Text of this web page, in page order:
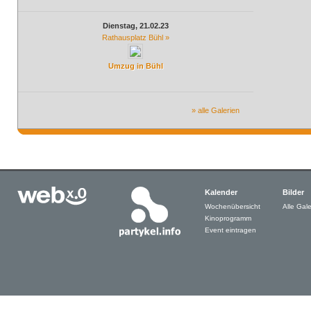
Dienstag, 21.02.23
Rathausplatz Bühl »
Umzug in Bühl
» alle Galerien
Kalender
Wochenübersicht
Kinoprogramm
Event eintragen
Bilder
Alle